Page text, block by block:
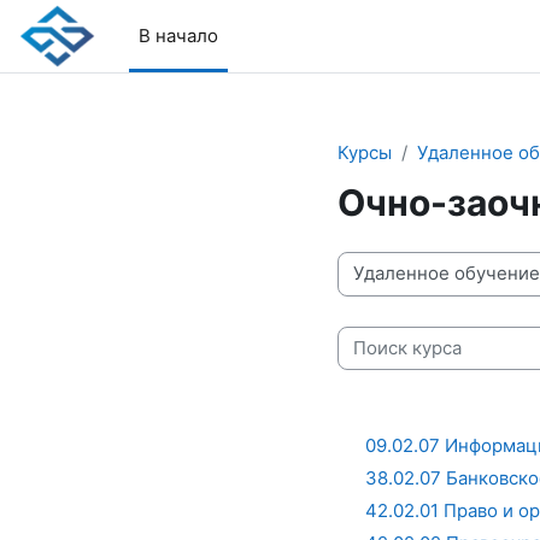
Перейти к основному содержанию
В начало
Курсы
Удаленное
Очно-
Категории курсов
Поиск курса
09.02.07
38.02.07
42.02.01 Право и